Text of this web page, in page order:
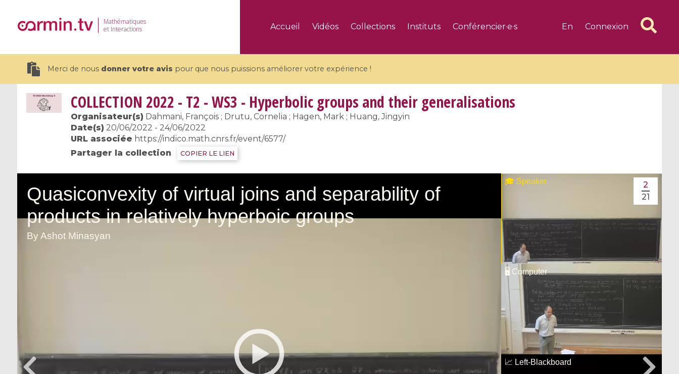
Mathématiques
et Interactions
Accueil Vidéos Collections Instituts Conférencier·e·s En Connexion
Merci de nous donner votre avis pour que nous puissions améliorer votre expérience !
19 videos
for Environmental Transition /
Centre d'Eté Mathématique de
Recherche Avancée en Calcul
Scientifique
Coulomb branches and affine
quantum groups / Branches de
Coulomb et groupes quantiques
affines
geometry / Géométrie algébrique
et géométrie complexe
Research in Residence »
Introduction to Dissipative
Applications
COLLECTION 2022 - T2 - WS3 - Hyperbolic groups and their generalisations
Organisateur(s) Dahmani, François ; Drutu, Cornelia ; Hagen, Mark ; Huang, Jingyin
Date(s) 20/06/2022 - 24/06/2022
URL associée https://indico.math.cnrs.fr/event/6577/
Partager la collection
COPIER LE LIEN
2
21